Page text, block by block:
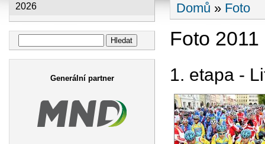
2026
Vyhledávání
Generální partner
Jste zde
Domů » Foto
Foto 2011
1. etapa -